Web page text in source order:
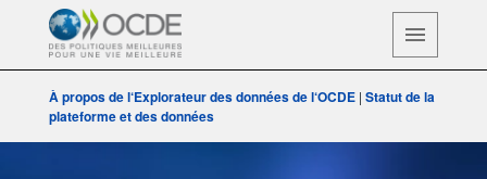
À propos de l‘Explorateur des données de l‘OCDE | Statut de la
plateforme et des données